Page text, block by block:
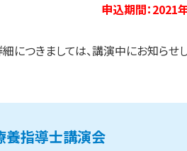
申込期間：
につきましては、講演中にお知らせし
養指導士講演会